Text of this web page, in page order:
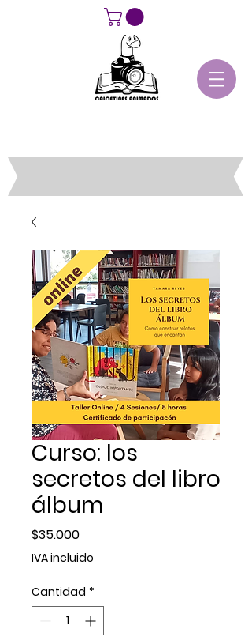
Curso: los
secretos del libro
álbum
$35.000Precio
IVA incluido
Cantidad *